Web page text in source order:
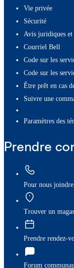
Vie privée
Sécurité
Avis juridiques et
Courriel Bell
Code sur les
Code sur les
Être prêt en cas
Suivre une
paramètres des
Prendre
Pour nous joindre
Trouver un
Prendre rendez-
Forum